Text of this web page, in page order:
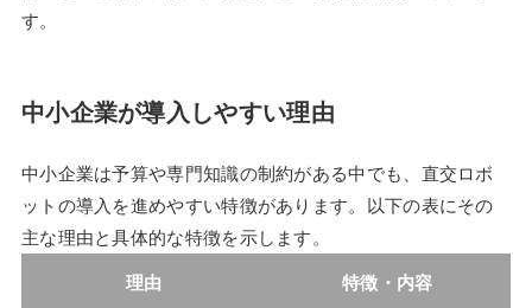
す。
中小企業が導入しやすい理由
中小企業は予算や専門知識の制約がある中でも、直交ロボ
ットの導入を進めやすい特徴があります。以下の表にその
主な理由と具体的な特徴を示します。
理由 特徴・内容